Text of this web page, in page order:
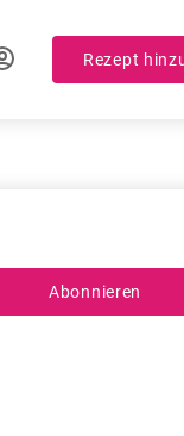
Rezept
Abonnieren